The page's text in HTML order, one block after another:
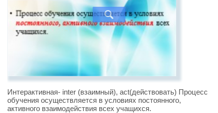
Интерактивная- inter (взаимный), act(действовать) Процесс
обучения осуществляется в условиях постоянного,
активного взаимодействия всех учащихся.